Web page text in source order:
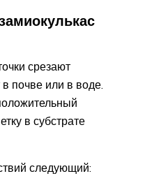
срезают
почве или в воде.
в субстрате
следующий: